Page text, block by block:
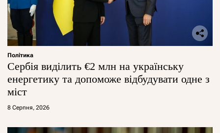
Політика
Сербія виділить €2 млн на українську
енергетику та допоможе відбудувати одне з
міст
8 Серпня, 2026